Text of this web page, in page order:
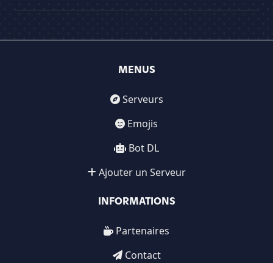
MENUS
Serveurs
Emojis
Bot DL
Ajouter un Serveur
INFORMATIONS
Partenaires
Contact